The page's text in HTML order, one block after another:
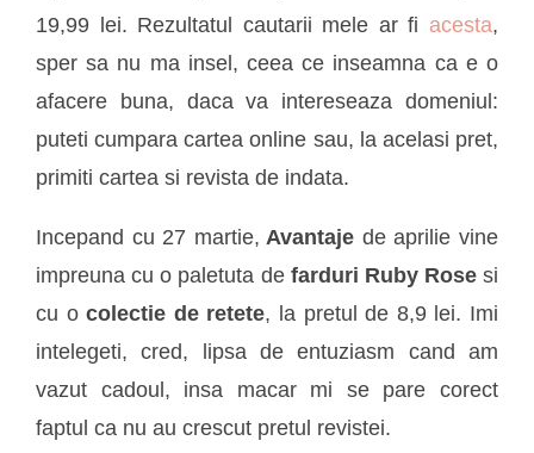
19,99 lei. Rezultatul cautarii mele ar fi acesta,
sper sa nu ma insel, ceea ce inseamna ca e o
afacere buna, daca va intereseaza domeniul:
puteti cumpara cartea online sau, la acelasi pret,
primiti cartea si revista de indata.
Incepand cu 27 martie, Avantaje de aprilie vine
impreuna cu o paletuta de farduri Ruby Rosesi
cu ocolectie de retete, la pretul de 8,9 lei. Imi
intelegeti, cred, lipsa de entuziasm cand am
vazut cadoul, insa macar mi se pare corect
faptul ca nu au crescut pretul revistei.